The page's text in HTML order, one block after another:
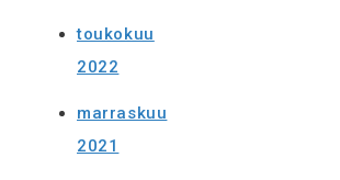
toukokuu
2022
marraskuu
2021